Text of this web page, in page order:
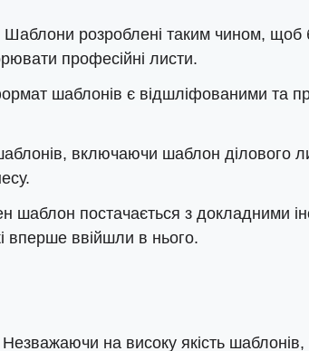
Шаблони розроблені таким чином, щоб
професійні листи.
шаблонів є відшліфованими та
включаючи шаблон ділового
шаблон постачається з докладними
вперше ввійшли в нього.
Незважаючи на високу якість